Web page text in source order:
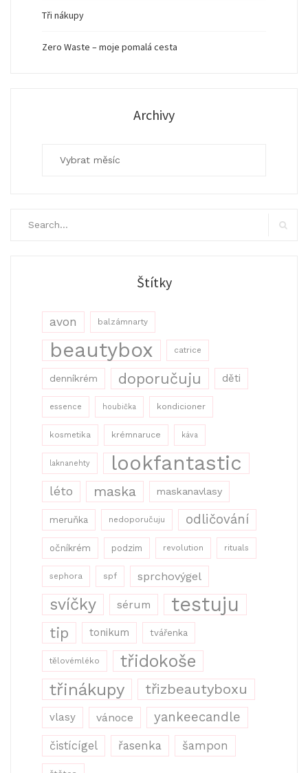
Tři nákupy
Zero Waste – moje pomalá cesta
Archivy
Štítky
avon balzámnarty
beautybox catrice
denníkrém doporučuju děti
essence houbička kondicioner
kosmetika krémnaruce káva
laknanehty lookfantastic
léto maska maskanavlasy
meruňka nedoporučuju odličování
očníkrém podzim revolution rituals
sephora spf sprchovýgel
svíčky sérum testuju
tip tonikum tvářenka
tělovémléko
třidokoše
třinákupy
třizbeautyboxu
vlasy vánoce yankeecandle
čistícígel řasenka šampon